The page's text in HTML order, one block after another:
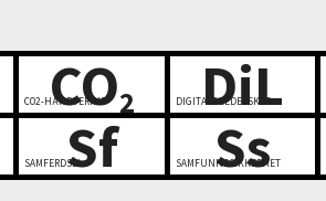
CO2
CO2-HÅNDTERING DiL
DIGITALT LEDERSKAP
Sf
SAMFERDSEL Ss
SAMFUNNSSIKKERHET